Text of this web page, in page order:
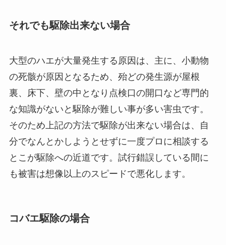
それでも駆除出来ない場合
大型のハエが大量発生する原因は、主に、小動物
の死骸が原因となるため、殆どの発生源が屋根
裏、床下、壁の中となり点検口の開口など専門的
な知識がないと駆除が難しい事が多い害虫です。
そのため上記の方法で駆除が出来ない場合は、自
分でなんとかしようとせずに一度プロに相談する
とこが駆除への近道です。試行錯誤している間に
も被害は想像以上のスピードで悪化します。
コバエ駆除の場合